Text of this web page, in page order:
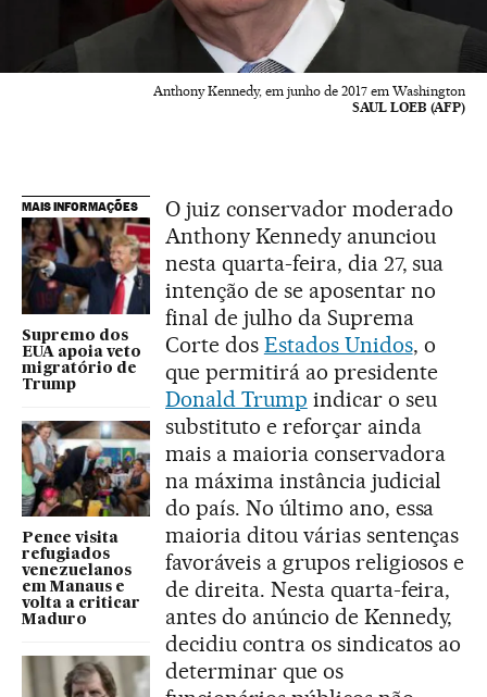
Anthony Kennedy, em junho de 2017 em Washington
SAUL LOEB (AFP)
MAIS INFORMAÇÕES
Supremo dos
EUA apoia veto
migratório de
Trump
Pence visita
refugiados
venezuelanos
em Manaus e
volta a criticar
Maduro
O juiz conservador moderado
Anthony Kennedy anunciou
nesta quarta-feira, dia 27, sua
intenção de se aposentar no
final de julho da Suprema
Corte dos Estados Unidos, o
que permitirá ao presidente
Donald Trump indicar o seu
substituto e reforçar ainda
mais a maioria conservadora
na máxima instância judicial
do país. No último ano, essa
maioria ditou várias sentenças
favoráveis a grupos religiosos e
de direita. Nesta quarta-feira,
antes do anúncio de Kennedy,
decidiu contra os sindicatos ao
determinar que os